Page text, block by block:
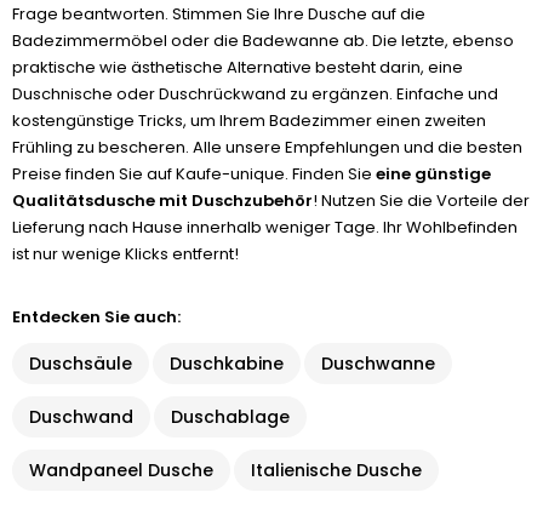
Frage beantworten. Stimmen Sie Ihre Dusche auf die
Badezimmermöbel oder die Badewanne ab. Die letzte, ebenso
praktische wie ästhetische Alternative besteht darin, eine
Duschnische oder Duschrückwand zu ergänzen. Einfache und
kostengünstige Tricks, um Ihrem Badezimmer einen zweiten
Frühling zu bescheren. Alle unsere Empfehlungen und die besten
Preise finden Sie auf Kaufe-unique. Finden Sie eine günstige
Qualitätsdusche mit Duschzubehör! Nutzen Sie die Vorteile der
Lieferung nach Hause innerhalb weniger Tage. Ihr Wohlbefinden
ist nur wenige Klicks entfernt!
Entdecken Sie auch:
Duschsäule Duschkabine Duschwanne
Duschwand Duschablage
Wandpaneel Dusche Italienische Dusche